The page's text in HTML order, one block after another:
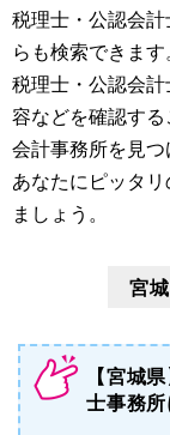
税理士・公認会
らも検索できます
税理士・公認会
容などを確認す
会計事務所を見つ
あなたにピッタ
ましょう。
宮
【宮城
士事務